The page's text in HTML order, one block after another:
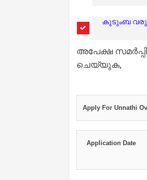
കുടുംബ
അപേക്ഷ
ചെയ്യുക,
Apply For Unnathi